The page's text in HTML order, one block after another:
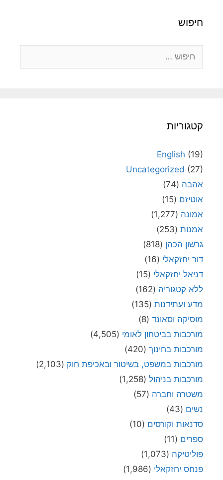
חיפוש
קטגוריות
English (19)
Uncategorized (27)
אהבה (74)
אוטיזם (15)
אמונה (1,277)
אמנות (253)
גרשון הכהן (818)
דור יחזקאלי (16)
דניאל יחזקאלי (15)
ללא קטגוריה (162)
מדע ועתידנות (135)
מוסיקה וסאונד (8)
מורכבות בביטחון לאומי (4,505)
מורכבות בחינוך (420)
מורכבות במשפט, בשיטור ובאכיפת חוק (2,103)
מורכבות בניהול (1,258)
משטרה וחברה (57)
נשים (43)
סדנאות וקורסים (10)
ספרים (11)
פוליטיקה (1,073)
פנחס יחזקאלי (1,986)